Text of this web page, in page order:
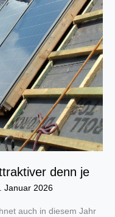
denn je
Januar 2026
auch in diesem Jahr